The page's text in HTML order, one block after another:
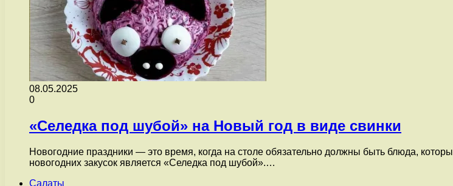
08.05.2025
0
«Селедка под шубой» на Новый год в виде свинки
Новогодние праздники — это время, когда на столе обязательно должны быть блюда,
новогодних закусок является «Селедка под шубой».…
Салаты